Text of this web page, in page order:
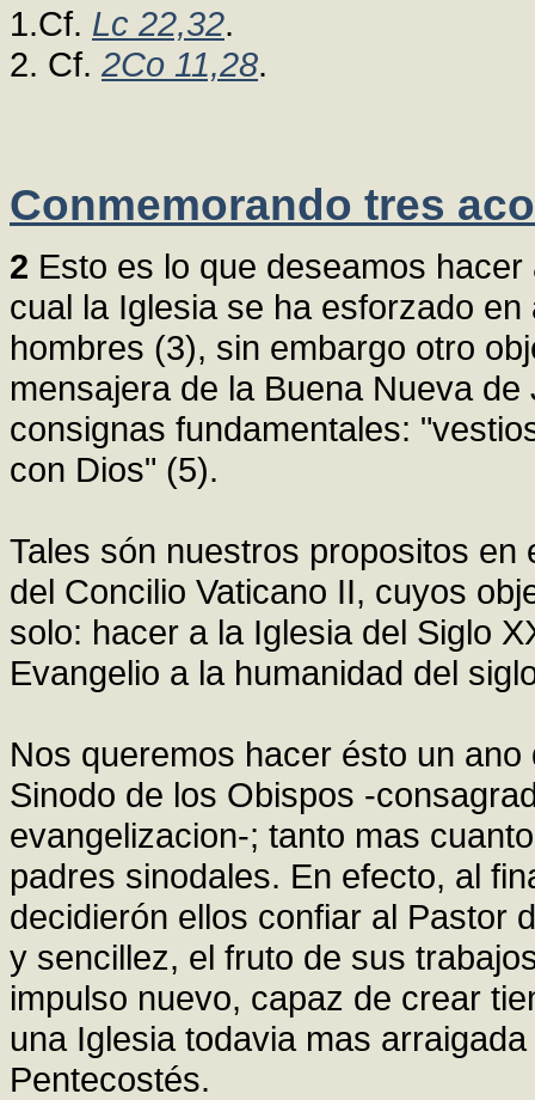
1.Cf. Lc 22,32.
2. Cf. 2Co 11,28.
Conmemorando tres
2 Esto es lo que deseamos
cual la Iglesia se ha esforzado
hombres (3), sin embargo otro
mensajera de la Buena Nueva
consignas fundamentales:
con Dios" (5).
Tales són nuestros propositos
del Concilio Vaticano II, cuyos
solo: hacer a la Iglesia del Siglo
Evangelio a la humanidad del
Nos queremos hacer ésto un
Sinodo de los Obispos -
evangelizacion-; tanto mas
padres sinodales. En efecto, al
decidierón ellos confiar al Pastor
y sencillez, el fruto de sus
impulso nuevo, capaz de crear
una Iglesia todavia mas
Pentecostés.